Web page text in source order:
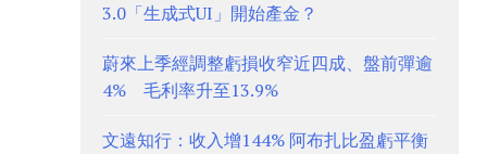
3.0「生成式UI」開始產金？
蔚來上季經調整虧損收窄近四成、盤前彈逾
4% 毛利率升至13.9%
文遠知行：收入增144% 阿布扎比盈虧平衡